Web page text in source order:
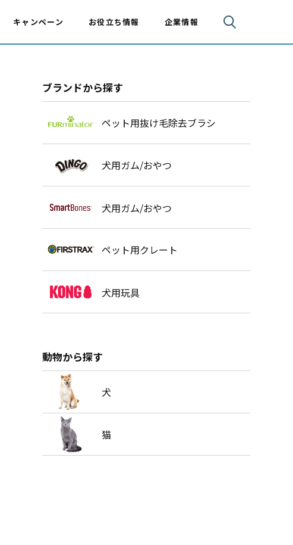
キャンペーン お役立ち情報 企業情報
ブランドから探す
ペット用抜け毛除去ブラシ
犬用ガム/おやつ
犬用ガム/おやつ
ペット用クレート
犬用玩具
動物から探す
犬
猫